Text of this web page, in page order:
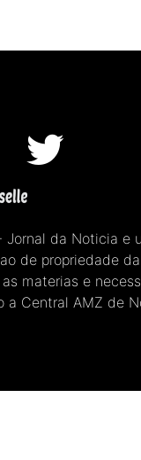
Jornal da Noticia e
de propriedade
materias e
a Central AMZ de